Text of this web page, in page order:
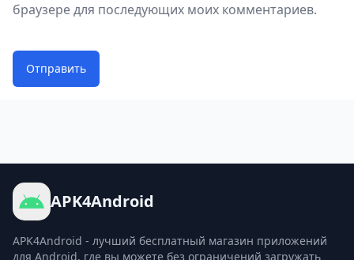
браузере для последующих моих комментариев.
Отправить
APK4Android
APK4Android - лучший бесплатный магазин приложений
для Android, где вы можете без ограничений загружать